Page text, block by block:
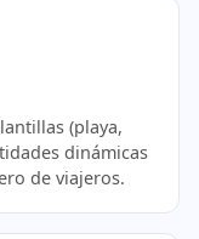
(playa,
dinámicas
de viajeros.